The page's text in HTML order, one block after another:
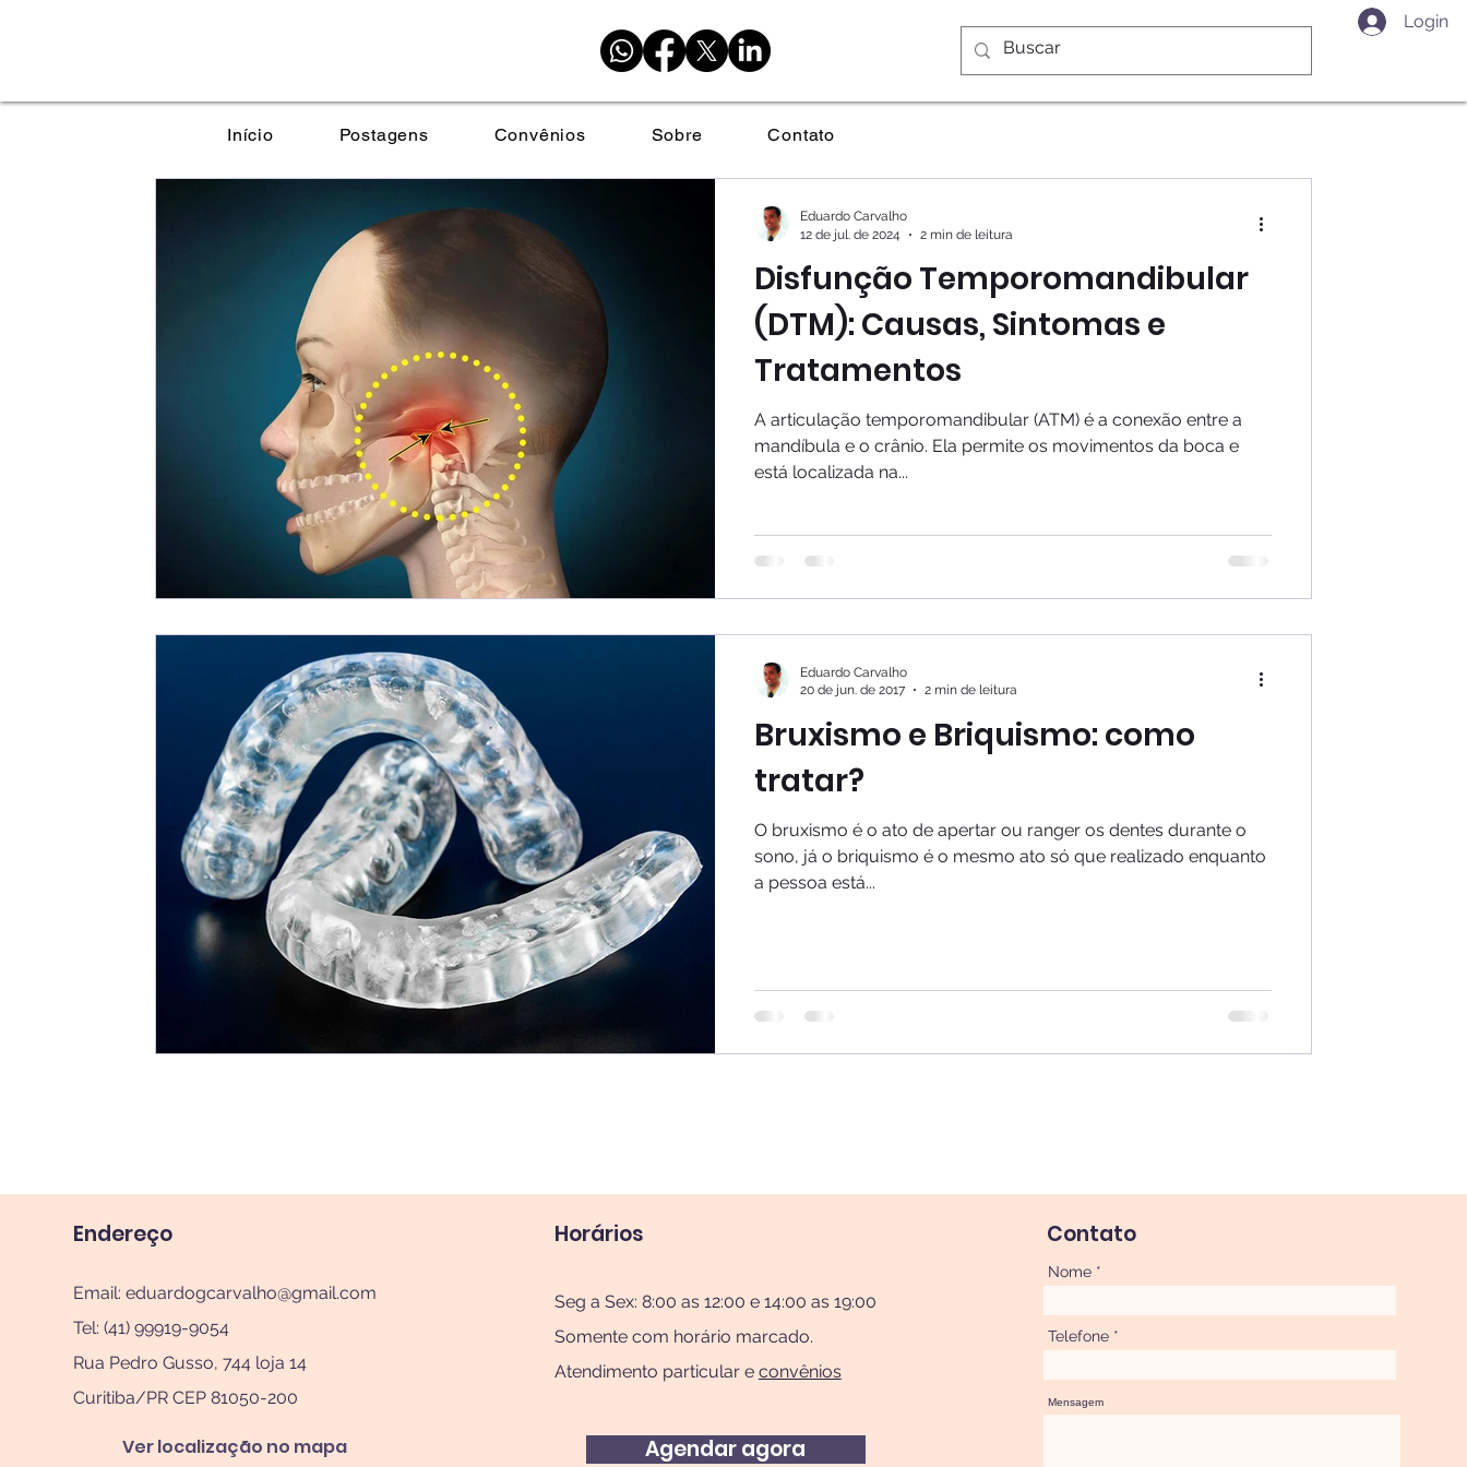
Login
Início Postagens Convênios Sobre Contato
Disfunção Temporomandibular
(DTM): Causas, Sintomas e
Tratamentos
A articulação temporomandibular (ATM) é a conexão entre a
mandíbula e o crânio. Ela permite os movimentos da boca e
está localizada na...
Eduardo Carvalho
12 de jul. de 2024
2 min de leitura
Bruxismo e Briquismo: como
tratar?
O bruxismo é o ato de apertar ou ranger os dentes durante o
sono, já o briquismo é o mesmo ato só que realizado enquanto
a pessoa está...
Eduardo Carvalho
20 de jun. de 2017
2 min de leitura
Endereço
Email: eduardogcarvalho@gmail.com
Tel: (41) 99919-9054
Rua Pedro Gusso, 744 loja 14
Curitiba/PR CEP 81050-200
Ver localização no mapa
Horários
Seg a Sex: 8:00 as 12:00 e 14:00 as 19:00
Somente com horário marcado.
Atendimento particular e convênios
Agendar agora
Contato
Nome
Telefone
Mensagem